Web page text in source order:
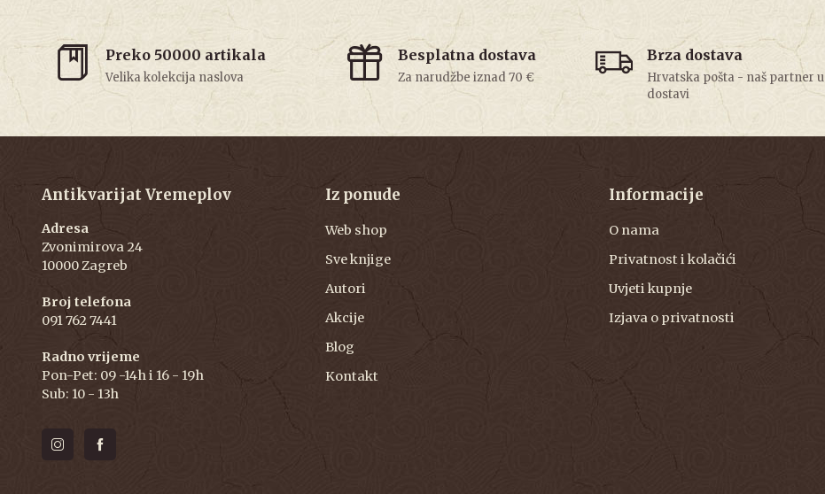
Preko 50000 artikala
Velika kolekcija naslova
Besplatna dostava
Za narudžbe iznad 70 €
Brza dostava
Hrvatska pošta - naš partner u
dostavi
Antikvarijat Vremeplov
Adresa
Zvonimirova 24
10000 Zagreb
Broj telefona
091 762 7441
Radno vrijeme
Pon-Pet: 09 -14h i 16 - 19h
Sub: 10 - 13h
Iz ponude
Web shop
Sve knjige
Autori
Akcije
Blog
Kontakt
Informacije
O nama
Privatnost i kolačići
Uvjeti kupnje
Izjava o privatnosti